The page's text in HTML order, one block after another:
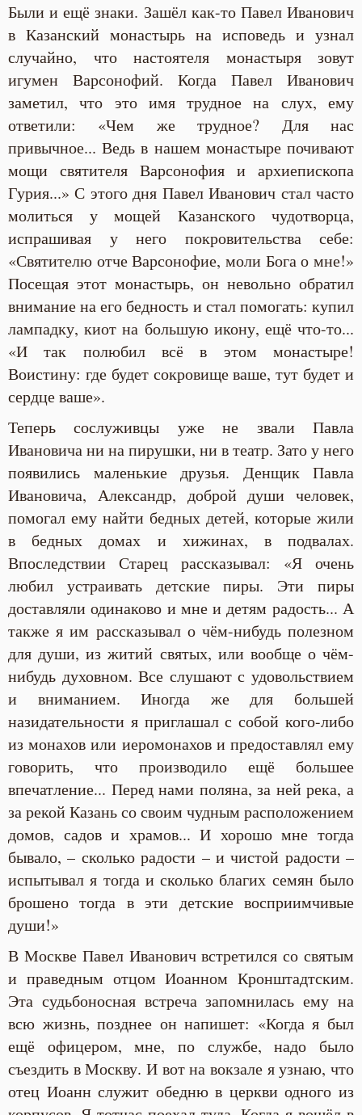
Были и ещё знаки. Зашёл как-то Павел Иванович
в Казанский монастырь на исповедь и узнал
случайно, что настоятеля монастыря зовут
игумен Варсонофий. Когда Павел Иванович
заметил, что это имя трудное на слух, ему
ответили: «Чем же трудное? Для нас
привычное... Ведь в нашем монастыре почивают
мощи святителя Варсонофия и архиепископа
Гурия...» С этого дня Павел Иванович стал часто
молиться у мощей Казанского чудотворца,
испрашивая у него покровительства себе:
«Святителю отче Варсонофие, моли Бога о мне!»
Посещая этот монастырь, он невольно обратил
внимание на его бедность и стал помогать: купил
лампадку, киот на большую икону, ещё что-то...
«И так полюбил всё в этом монастыре!
Воистину: где будет сокровище ваше, тут будет и
сердце ваше».
Теперь сослуживцы уже не звали Павла
Ивановича ни на пирушки, ни в театр. Зато у него
появились маленькие друзья. Денщик Павла
Ивановича, Александр, доброй души человек,
помогал ему найти бедных детей, которые жили
в бедных домах и хижинах, в подвалах.
Впоследствии Старец рассказывал: «Я очень
любил устраивать детские пиры. Эти пиры
доставляли одинаково и мне и детям радость... А
также я им рассказывал о чём-нибудь полезном
для души, из житий святых, или вообще о чём-
нибудь духовном. Все слушают с удовольствием
и вниманием. Иногда же для большей
назидательности я приглашал с собой кого-либо
из монахов или иеромонахов и предоставлял ему
говорить, что производило ещё большее
впечатление... Перед нами поляна, за ней река, а
за рекой Казань со своим чудным расположением
домов, садов и храмов... И хорошо мне тогда
бывало, – сколько радости – и чистой радости –
испытывал я тогда и сколько благих семян было
брошено тогда в эти детские восприимчивые
души!»
В Москве Павел Иванович встретился со святым
и праведным отцом Иоанном Кронштадтским.
Эта судьбоносная встреча запомнилась ему на
всю жизнь, позднее он напишет: «Когда я был
ещё офицером, мне, по службе, надо было
съездить в Москву. И вот на вокзале я узнаю, что
отец Иоанн служит обедню в церкви одного из